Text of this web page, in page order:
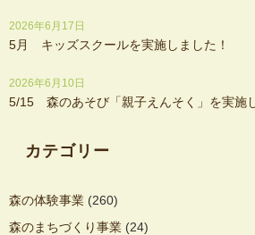
2026年6月17日
5月 キッズスクールを実施しました！
2026年6月10日
5/15 森のあそび「親子えんそく」を実施
カテゴリー
森の体験事業 (260)
森のまちづくり事業 (24)